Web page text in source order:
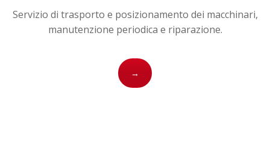
Servizio di trasporto e posizionamento dei macchinari,
manutenzione periodica e riparazione.
→